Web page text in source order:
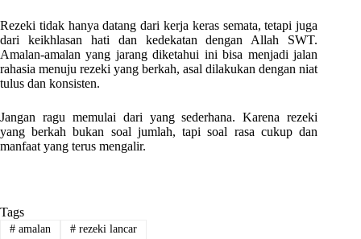
Rezeki tidak hanya datang dari kerja keras semata, tetapi juga
dari keikhlasan hati dan kedekatan dengan Allah SWT.
Amalan-amalan yang jarang diketahui ini bisa menjadi jalan
rahasia menuju rezeki yang berkah, asal dilakukan dengan niat
tulus dan konsisten.
Jangan ragu memulai dari yang sederhana. Karena rezeki
yang berkah bukan soal jumlah, tapi soal rasa cukup dan
manfaat yang terus mengalir.
Tags
#amalan #rezeki lancar